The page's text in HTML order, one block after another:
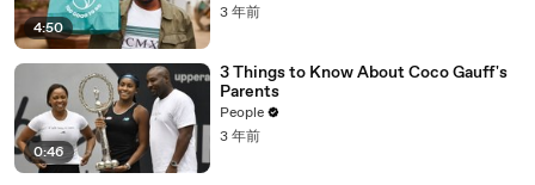
4:50
3 年前
0:46
3 Things to Know About Coco Gauff's
Parents
People
3 年前